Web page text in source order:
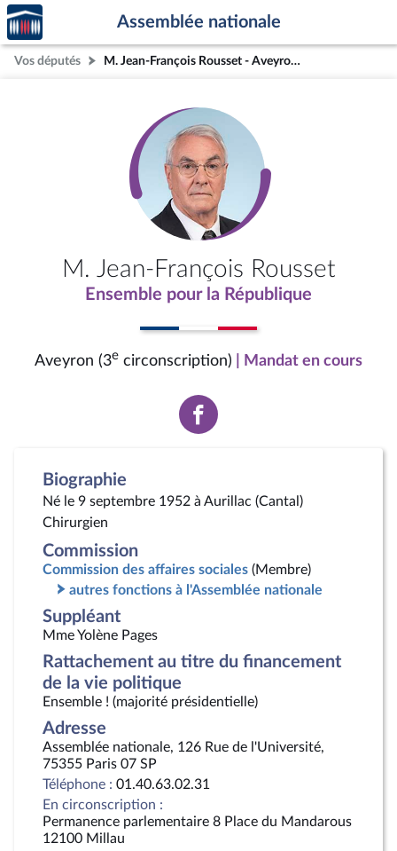
Aller au contenu
Aller en bas de la page
Accèder
à la
page
d'accueil
Assemblée nationale
Vos députés M. Jean-François Rousset - Aveyron (3e circonscription)
M. Jean-François Rousset
Ensemble pour la République
Aveyron (3e circonscription) | Mandat en cours
Voir
la
Biographie
Né le 9 septembre 1952 à Aurillac (Cantal)
Chirurgien
Commission
Commission des affaires sociales (Membre)
autres fonctions à l'Assemblée nationale
Suppléant
Mme Yolène Pages
Rattachement au titre du financement
de la vie politique
Ensemble ! (majorité présidentielle)
Adresse
Assemblée nationale, 126 Rue de l'Université,
75355 Paris 07 SP
Téléphone : 01.40.63.02.31
En circonscription :
Permanence parlementaire 8 Place du Mandarous
12100 Millau